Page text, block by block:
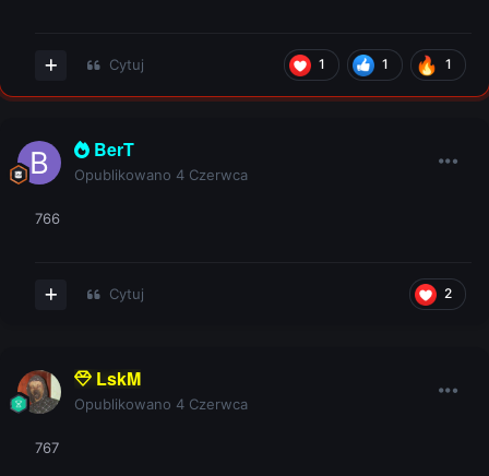
1 1 1
Cytuj
BerT
Opublikowano 4 Czerwca
766
2
Cytuj
LskM
Opublikowano 4 Czerwca
767